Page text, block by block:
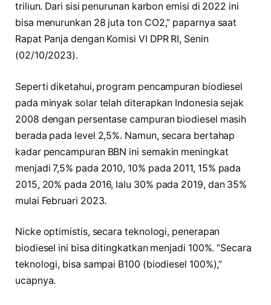
triliun. Dari sisi penurunan karbon emisi di 2022 ini
bisa menurunkan 28 juta ton CO2,” paparnya saat
Rapat Panja dengan Komisi VI DPR RI, Senin
(02/10/2023).
Seperti diketahui, program pencampuran biodiesel
pada minyak solar telah diterapkan Indonesia sejak
2008 dengan persentase campuran biodiesel masih
berada pada level 2,5%. Namun, secara bertahap
kadar pencampuran BBN ini semakin meningkat
menjadi 7,5% pada 2010, 10% pada 2011, 15% pada
2015, 20% pada 2016, lalu 30% pada 2019, dan 35%
mulai Februari 2023.
Nicke optimistis, secara teknologi, penerapan
biodiesel ini bisa ditingkatkan menjadi 100%. “Secara
teknologi, bisa sampai B100 (biodiesel 100%),”
ucapnya.